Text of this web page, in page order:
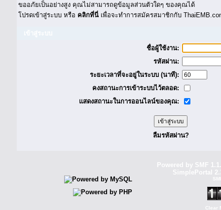
ขออภัยเป็นอย่างสูง คุณไม่สามารถดูข้อมูลส่วนตัวใดๆ ของคุณได้
โปรดเข้าสู่ระบบ หรือ คลิกที่นี่ เพื่อจะทำการสมัครสมาชิกกับ
ชื่อผู้ใช้งาน:
รหัสผ่าน:
ระยะเวลาที่จะอยู่ในระบบ (นาที):
คงสถานะการเข้าระบบไว้ตลอด:
แสดงสถานะในการออนไลน์ของคุณ:
ลืมรหัสผ่าน?
Powered by SMF
SimplePortal
Clear